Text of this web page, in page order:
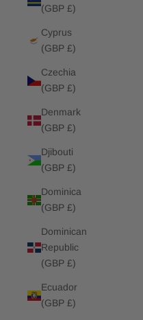
(GBP £)
Cyprus
(GBP £)
Czechia
(GBP £)
Denmark
(GBP £)
Djibouti
(GBP £)
Dominica
(GBP £)
Dominican
Republic
(GBP £)
Ecuador
(GBP £)